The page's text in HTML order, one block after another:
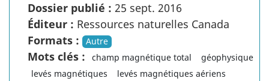
Dossier publié : 25 sept. 2016
Éditeur : Ressources naturelles Canada
Formats :
Autre
Mots clés : champ magnétique total
géophysique
levés magnétiques
levés magnétiques aériens